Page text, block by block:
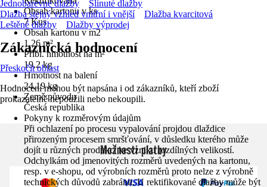
Obsah kartonu v ks
7 Kus
Obsah kartonu v m2
1,26 m²
Přibl. hmotnost na m²
19,2 kg
Hmotnost na balení
24,19 kg
Země původu
Česká republika
Pokyny k rozměrovým údajům
Při ochlazení po procesu vypalování projdou dlaždice
přirozeným procesem smršťování, v důsledku kterého může
dojít u různých produkcí ke vzniku rozdílných velikostí.
Odchylkám od jmenovitých rozměrů uvedených na kartonu,
resp. v e-shopu, od výrobních rozměrů proto nelze z výrobně
technických důvodů zabránit. U rektifikované dlažby může být
Jednobarevné dlažby
Slinuté dlažby
Dlažba stejný vzhled vnitřní i vnější
Dlažba kvarcitová
Leštěné dlažby
Dlažby výprodej
Zákaznická hodnocení
Přeskočit oblast
Hodnocení mohou být napsána i od zákazníků, kteří zboží
prokazatelně nepoužili nebo nekoupili.
Možnosti platby